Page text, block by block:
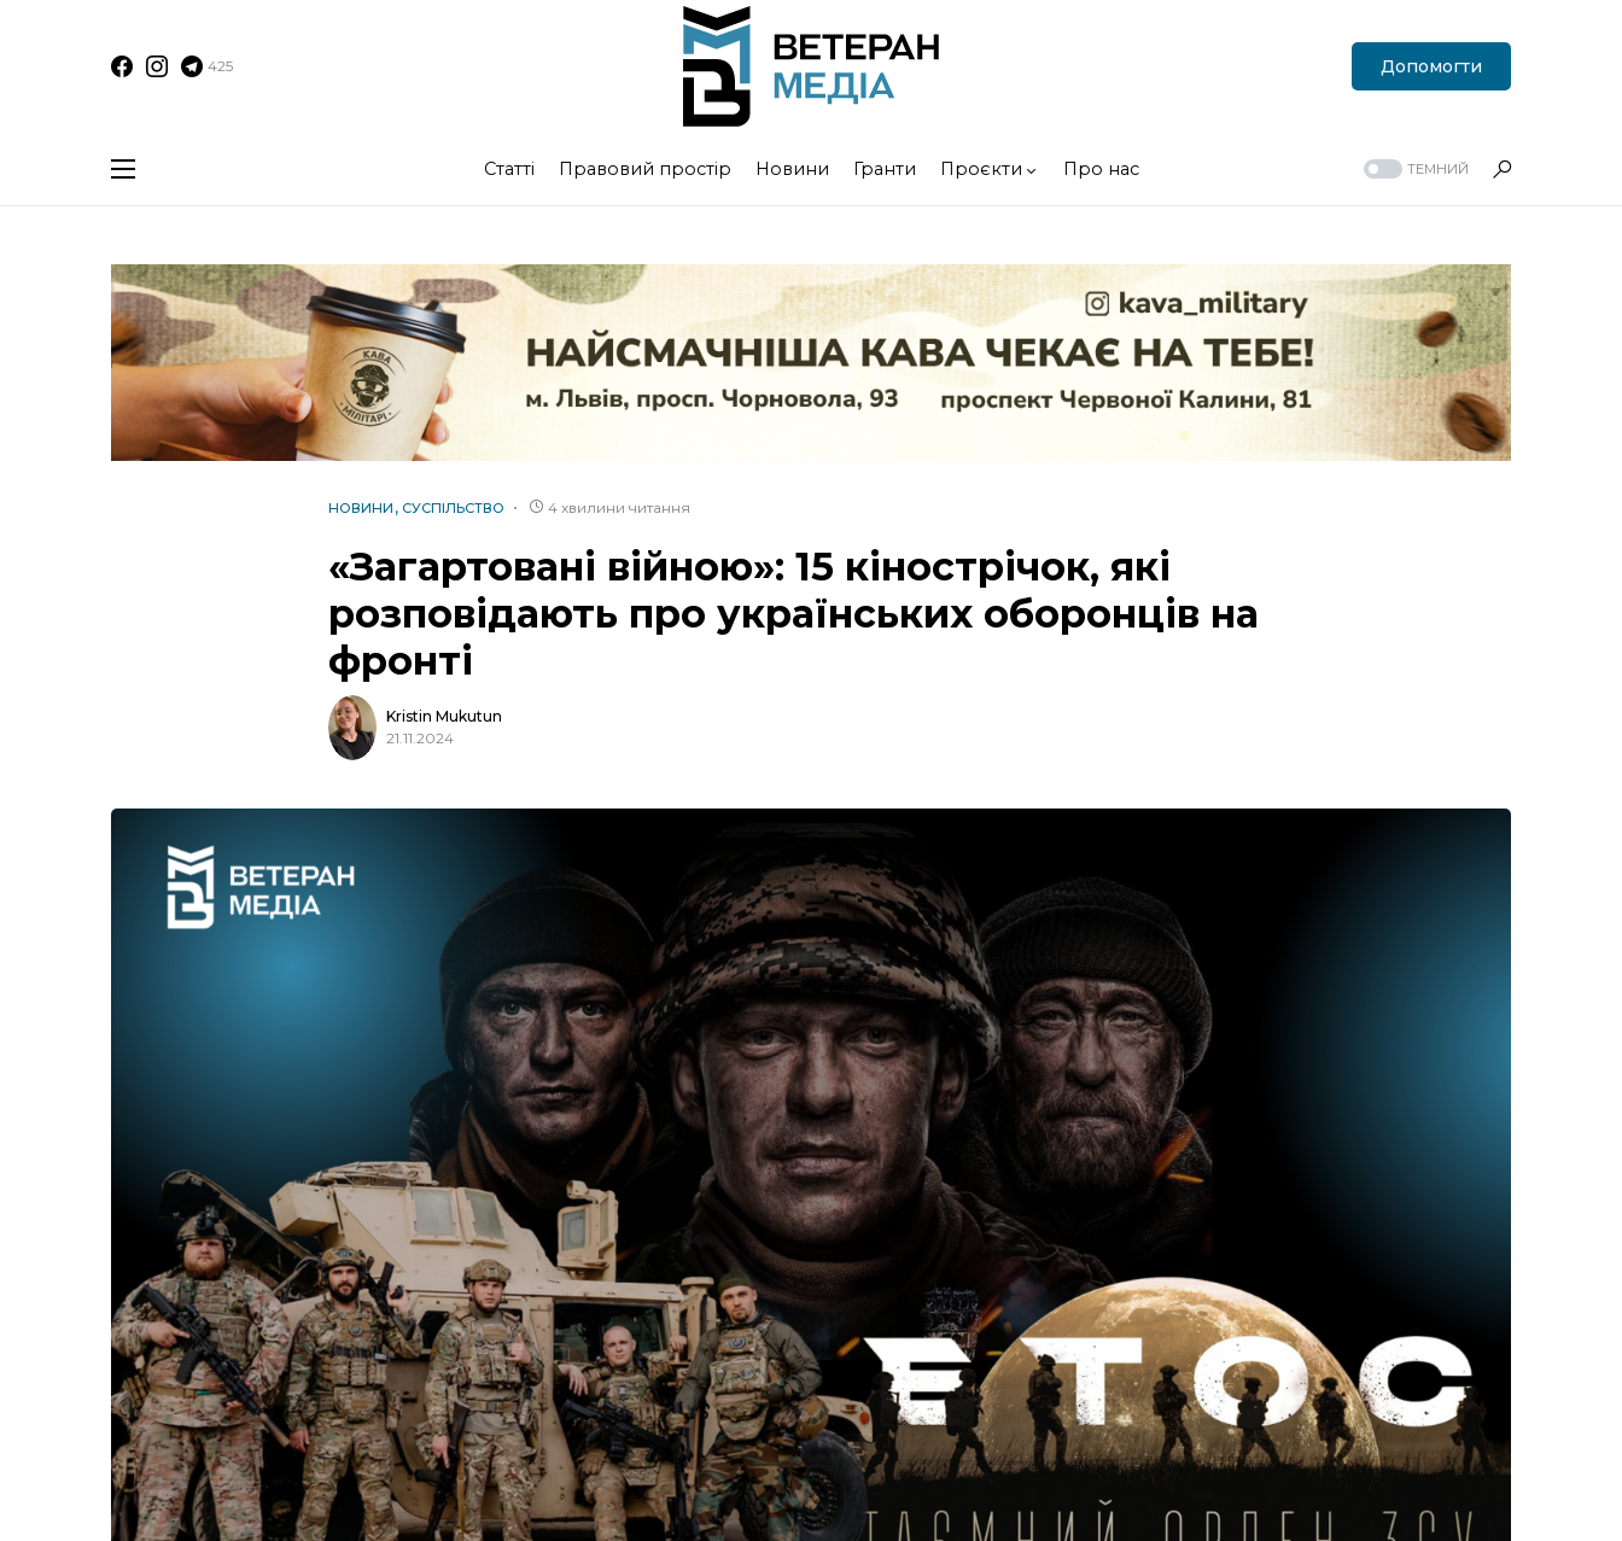
425 Допомогти
Статті Правовий простір Новини Гранти Проєкти Про нас ТЕМНИЙ
НОВИНИ СУСПІЛЬСТВО 4 хвилини читання
«Загартовані війною»: 15 кінострічок, які
розповідають про українських оборонців на
фронті
Kristin Mukutun
21.11.2024